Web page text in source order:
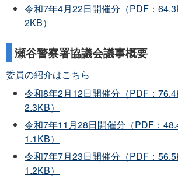
令和7年4月22日開催分（PDF：
2KB）
瀬谷警察署協議会議事概要
委員の紹介はこちら
令和8年2月12日開催分（PDF：
2.3KB）
令和7年11月28日開催分（PDF：
1.1KB）
令和7年7月23日開催分（PDF：
1.2KB）